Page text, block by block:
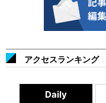
アクセスランキング
Daily